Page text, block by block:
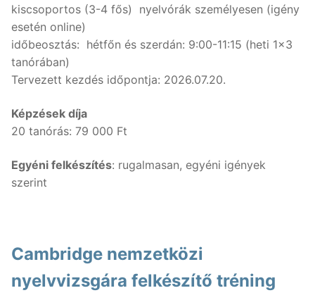
Egyéni nyelvi képzés
Online nyelvi képzés
Szaknyelvi nyelvtanfolyamok
Nyelvvizsga előkészítő tanfolyamok
Gyermektanfolyamok
Rólunk
Rólunk
Kapcsolat
Fordítás, tolmácsolás
Blog
Tanárainknak
kiscsoportos (3-4 fős) nyelvórák személyesen (igény
esetén online)
időbeosztás: hétfőn és szerdán: 9:00-11:15 (heti 1x3
tanórában)
Tervezett kezdés időpontja: 2026.07.20.
Képzések díja
20 tanórás: 79 000 Ft
Egyéni felkészítés: rugalmasan, egyéni igények
szerint
Cambridge nemzetközi
nyelvvizsgára felkészítő tréning